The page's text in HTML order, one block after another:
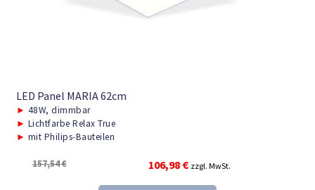
LED Panel MARIA 62cm
► 48W, dimmbar
► Lichtfarbe Relax True
► mit Philips-Bauteilen
157,54€
Ursprünglicher
Preis
106,98 €Aktueller
Preis
zzgl. MwSt.